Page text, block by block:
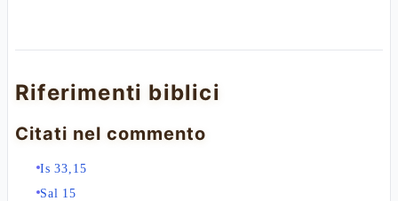
Riferimenti biblici
Citati nel commento
Is 33,15
Sal 15